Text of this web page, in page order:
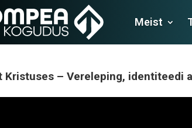
Meist
Kristuses – Vereleping, identiteedi